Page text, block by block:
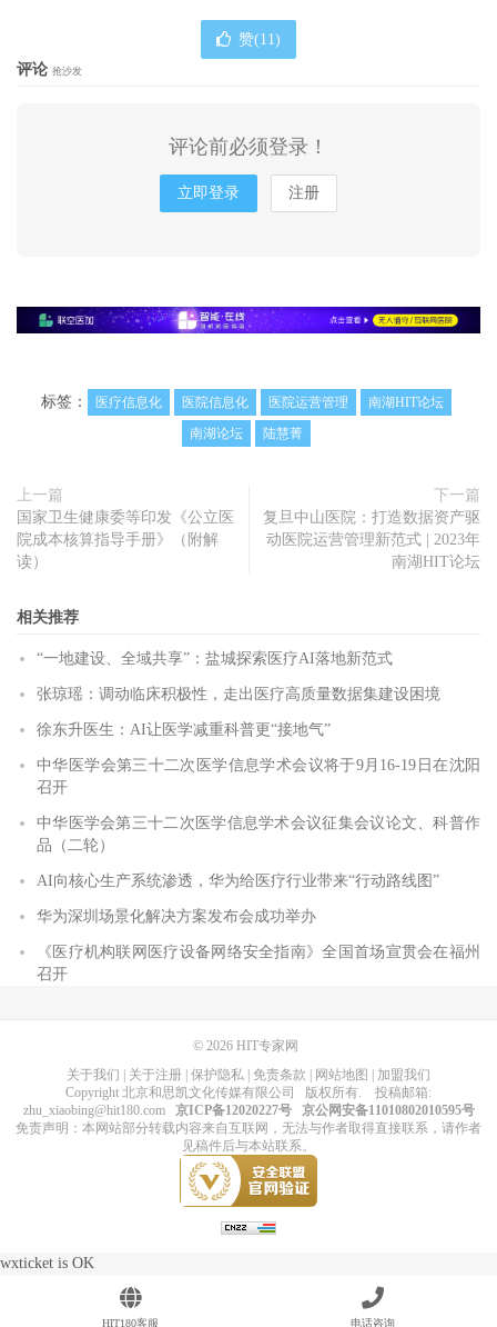
赞(11)
评论 抢沙发
评论前必须登录！
立即登录 注册
标签： 医疗信息化 医院信息化 医院运营管理
南湖HIT论坛
南湖论坛
陆慧菁
上一篇
国家卫生健康委等印发《公立医
院成本核算指导手册》（附解
读）
下一篇
复旦中山医院：打造数据资产驱
动医院运营管理新范式 | 2023年
南湖HIT论坛
相关推荐
“一地建设、全域共享”：盐城探索医疗AI落地新范式
张琼瑶：调动临床积极性，走出医疗高质量数据集建设困境
徐东升医生：AI让医学减重科普更“接地气”
中华医学会第三十二次医学信息学术会议将于9月16-19日在沈阳
召开
中华医学会第三十二次医学信息学术会议征集会议论文、科普作
品（二轮）
AI向核心生产系统渗透，华为给医疗行业带来“行动路线图”
华为深圳场景化解决方案发布会成功举办
《医疗机构联网医疗设备网络安全指南》全国首场宣贯会在福州
召开
© 2026 HIT专家网
关于我们
关于注册 保护隐私 免责条款 网站地图
加盟我们
Copyright 北京和思凯文化传媒有限公司 版权所有. 投稿邮箱:
zhu_xiaobing@hit180.com
京ICP备12020227号
京公网安备11010802010595号
免责声明：本网站部分转载内容来自互联网，无法与作者取得直接联系，请作者
见稿件后与本站联系。
HIT180客服 电话咨询
wxticket is OK